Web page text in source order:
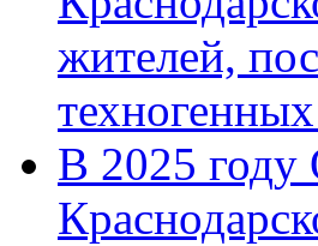
жителей,
В 2025 году